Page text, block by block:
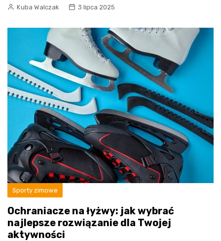
Kuba Walczak 3 lipca 2025
Sporty zimowe
Ochraniacze na łyżwy: jak wybrać
najlepsze rozwiązanie dla Twojej
aktywności